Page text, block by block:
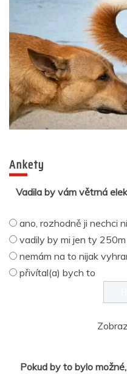
Ankety
Vadila by vám větrná
ano, rozhodně ji nechci
vadily by mi jen ty
nemám na to nijak
přivítal(a) bych to
Pokud by to bylo